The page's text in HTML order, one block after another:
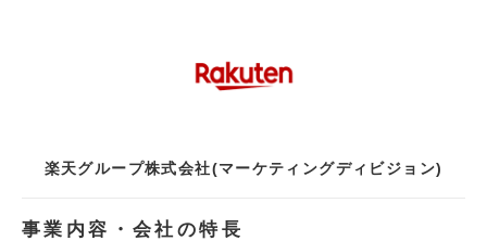
楽天グループ株式会社(マーケティングディビジョン)
事業内容・会社の特長